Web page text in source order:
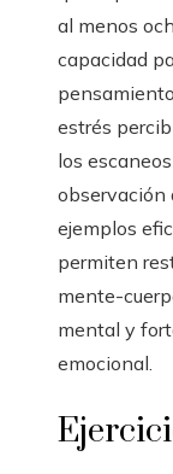
al menos
capacidad
estrés
los
observación
ejemplos
permiten
mente-
mental y
emocional.